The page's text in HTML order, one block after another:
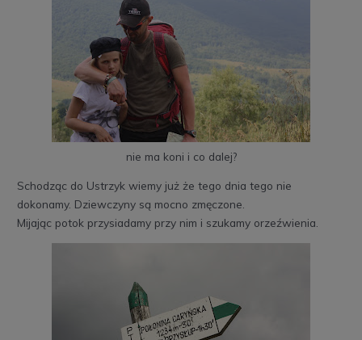
nie ma koni i co dalej?
Schodząc do Ustrzyk wiemy już że tego dnia tego nie
dokonamy. Dziewczyny są mocno zmęczone.
Mijając potok przysiadamy przy nim i szukamy orzeźwienia.